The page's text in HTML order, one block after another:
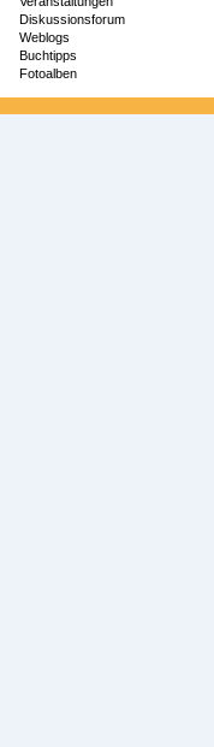
Diskussionsforum
Weblogs
Buchtipps
Fotoalben